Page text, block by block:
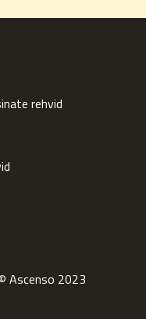
rehvid
Ascenso 2023